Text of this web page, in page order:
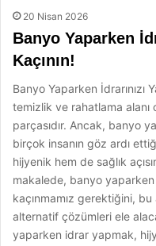
20 Nisan 2026
Banyo Yaparken
Kaçının!
Banyo Yaparken İdrarınızı
temizlik ve rahatlama alanı
parçasıdır. Ancak, banyo
birçok insanın göz ardı
hijyenik hem de sağlık
makalede, banyo
kaçınmamız gerektiğini, bu
alternatif çözümleri ele
yaparken idrar yapmak,